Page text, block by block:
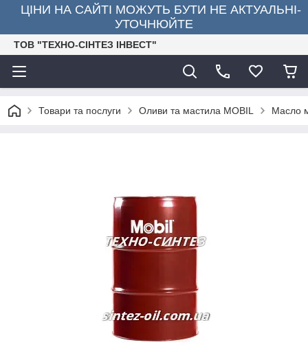
ЦІНИ НА САЙТІ МОЖУТЬ БУТИ НЕ АКТУАЛЬНІ-
УТОЧНЮЙТЕ
ТОВ "ТЕХНО-СІНТЕЗ ІНВЕСТ"
Товари та послуги Оливи та мастила MOBIL Масло